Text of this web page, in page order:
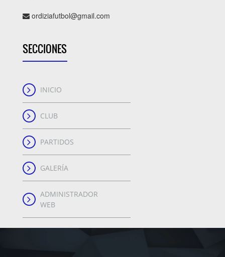
ordiziafutbol@gmail.com
SECCIONES
INICIO
CLUB
PARTIDOS
GALERÍA
ADMINISTRADOR
WEB